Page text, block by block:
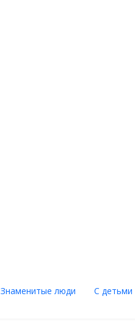
Знаменитые люди С детьми